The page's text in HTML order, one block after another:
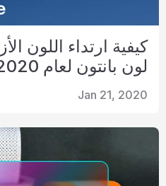
كيفية ارتداء اللون
لون بانتون لعام 2020
Jan 21, 2020